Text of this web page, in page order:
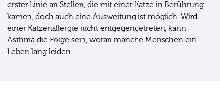
erster Linie an Stellen, die mit einer Katze in Berührung
kamen, doch auch eine Ausweitung ist möglich. Wird
einer Katzenallergie nicht entgegengetreten, kann
Asthma die Folge sein, woran manche Menschen ein
Leben lang leiden.